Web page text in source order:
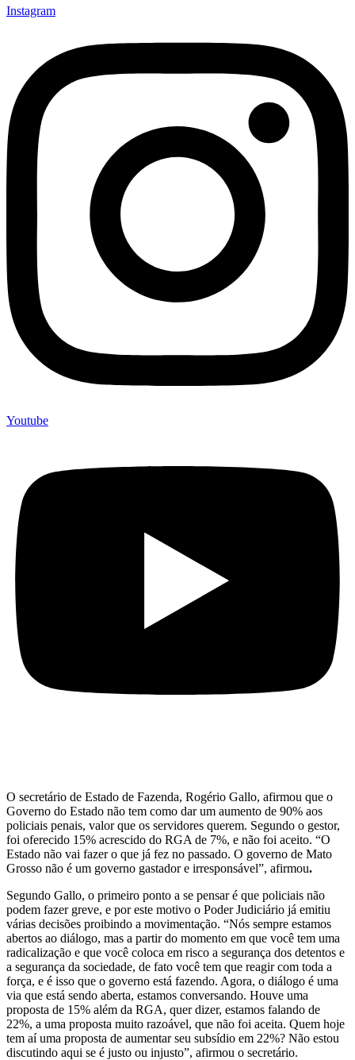
Instagram
Youtube
O secretário de Estado de Fazenda, Rogério Gallo, afirmou que o
Governo do Estado não tem como dar um aumento de 90% aos
policiais penais, valor que os servidores querem. Segundo o gestor,
foi oferecido 15% acrescido do RGA de 7%, e não foi aceito. “O
Estado não vai fazer o que já fez no passado. O governo de Mato
Grosso não é um governo gastador e irresponsável”, afirmou.
Segundo Gallo, o primeiro ponto a se pensar é que policiais não
podem fazer greve, e por este motivo o Poder Judiciário já emitiu
várias decisões proibindo a movimentação. “Nós sempre estamos
abertos ao diálogo, mas a partir do momento em que você tem uma
radicalização e que você coloca em risco a segurança dos detentos e
a segurança da sociedade, de fato você tem que reagir com toda a
força, e é isso que o governo está fazendo. Agora, o diálogo é uma
via que está sendo aberta, estamos conversando. Houve uma
proposta de 15% além da RGA, quer dizer, estamos falando de
22%, a uma proposta muito razoável, que não foi aceita. Quem hoje
tem aí uma proposta de aumentar seu subsídio em 22%? Não estou
discutindo aqui se é justo ou injusto”, afirmou o secretário.